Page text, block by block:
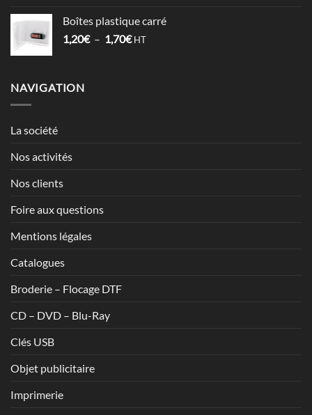
5,98€
à
Boîtes plastique carré
1,20€ – 1,70€Plage
HT
NAVIGATION
La société
Nos activités
Nos clients
Foire aux questions
Mentions légales
Catalogues
Broderie – Flocage DTF
CD – DVD – Blu-Ray
Clés USB
Objet publicitaire
Imprimerie